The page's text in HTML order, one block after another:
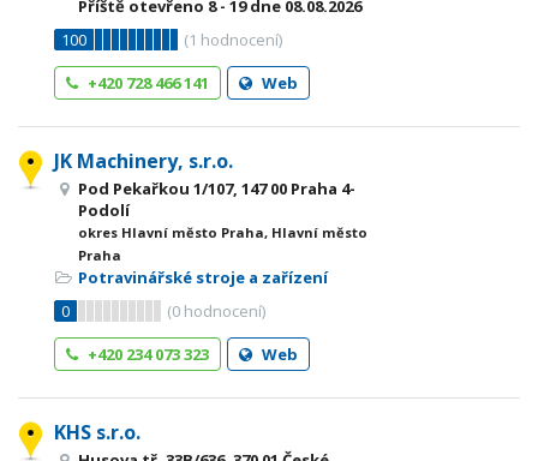
Příště otevřeno 8 - 19dne 08.08.2026
100
(1 hodnocení)
+420 728 466 141
Web
JK Machinery, s.r.o.
Pod Pekařkou 1/107, 147 00 Praha 4-
Podolí
okres Hlavní město Praha, Hlavní město
Praha
Potravinářské stroje a zařízení
0
(0 hodnocení)
+420 234 073 323
Web
KHS s.r.o.